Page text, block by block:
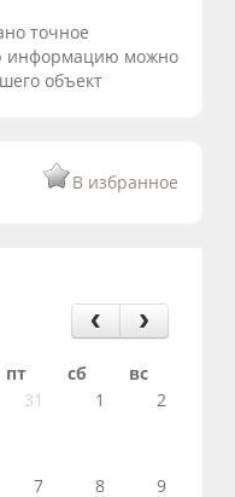
точное
информацию можно
объект
В избранное
пт сб
вс
31 1 2
7 8 9